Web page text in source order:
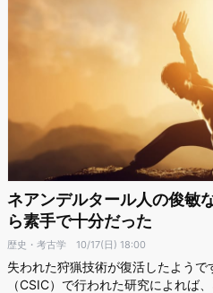
ネアンデルタール人の俊
ら素手で十分だった
歴史・考古学 10/17(日) 18:00
失われた狩猟技術が復活したよう
（CSIC）で行われた研究によれば